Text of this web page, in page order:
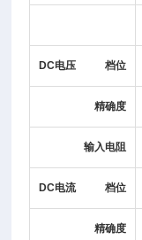
DC电压 档位
精确度
输入电阻
DC电流 档位
精确度